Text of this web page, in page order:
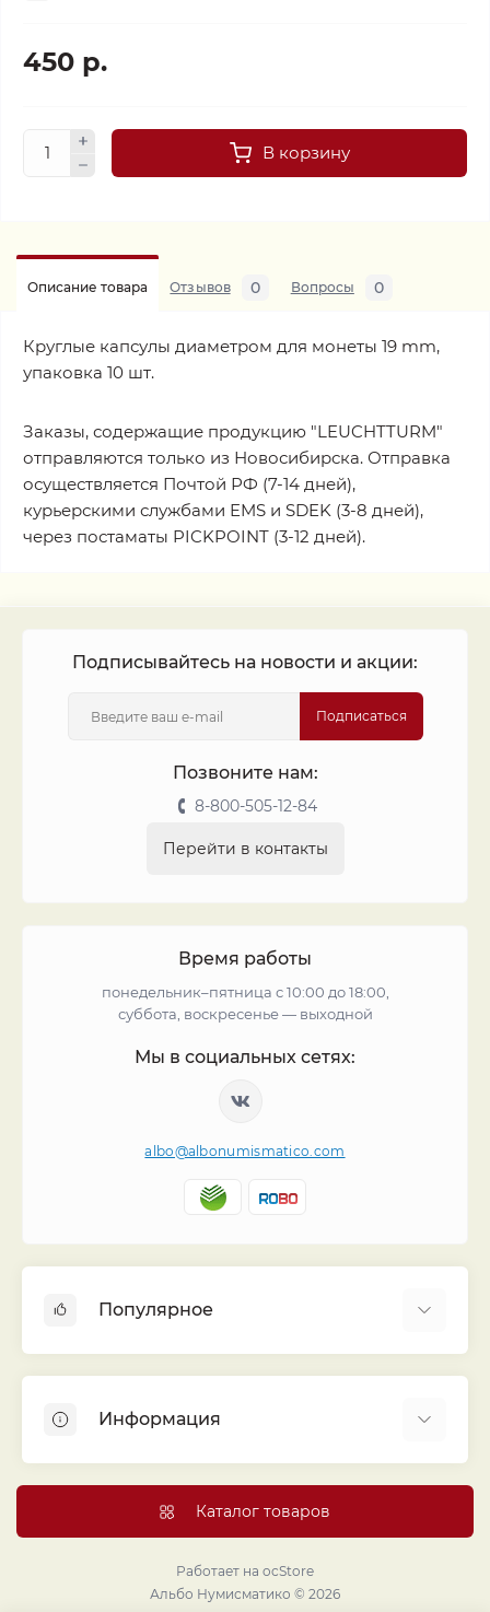
450 р.
В корзину
Описание товара Отзывов 0 Вопросы 0
Круглые капсулы диаметром для монеты 19 mm,
упаковка 10 шт.
Заказы, содержащие продукцию "LEUCHTTURM"
отправляются только из Новосибирска. Отправка
осуществляется Почтой РФ (7-14 дней),
курьерскими службами EMS и SDEK (3-8 дней),
через постаматы PICKPOINT (3-12 дней).
Подписывайтесь на новости и акции:
Подписаться
Позвоните нам:
8-800-505-12-84
Перейти в контакты
Время работы
понедельник–пятница с 10:00 до 18:00,
суббота, воскресенье — выходной
Мы в социальных сетях:
albo@albonumismatico.com
Популярное
Монеты
Банкноты
Листы для монет
Капсулы и холдеры
Проекты издательства
Информация
Договор публичной оферты
Политика конфиденциальности
Правовой раздел
Каталог товаров
Работает на ocStore
Альбо Нумисматико © 2026